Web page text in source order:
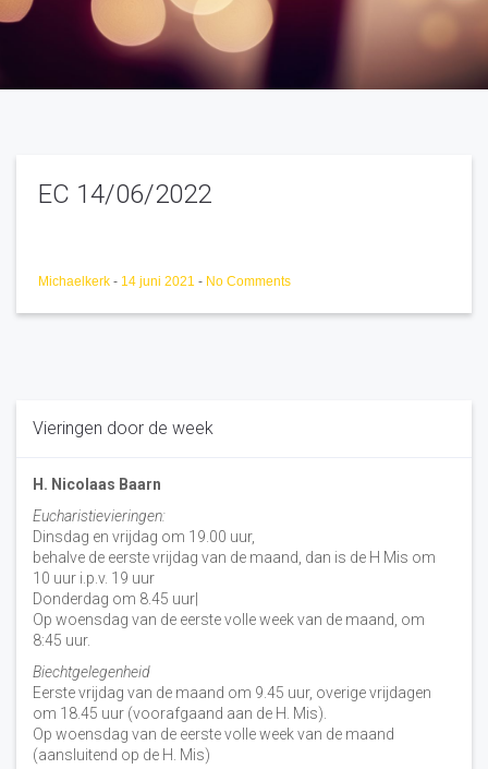
EC 14/06/2022
Michaelkerk - 14 juni 2021 - No Comments
Vieringen door de week
H. Nicolaas Baarn
Eucharistievieringen:
Dinsdag en vrijdag om 19.00 uur,
behalve de eerste vrijdag van de maand, dan is de H Mis om
10 uur i.p.v. 19 uur
Donderdag om 8.45 uur|
Op woensdag van de eerste volle week van de maand, om
8:45 uur.
Biechtgelegenheid
Eerste vrijdag van de maand om 9.45 uur, overige vrijdagen
om 18.45 uur (voorafgaand aan de H. Mis).
Op woensdag van de eerste volle week van de maand
(aansluitend op de H. Mis)